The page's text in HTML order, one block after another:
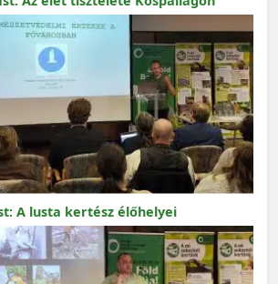
A lusta kertész élőhelyei